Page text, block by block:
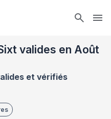
valides en Août
et vérifiés